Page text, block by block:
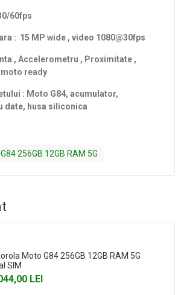
60fps
: 15 MP wide , video 1080@30fps
, Accelerometru , Proximitate ,
moto ready
: Moto G84, acumulator,
date, husa siliconica
256GB 12GB RAM 5G
-30%
Moto G84 256GB 12GB RAM 5G
SIM
LEI